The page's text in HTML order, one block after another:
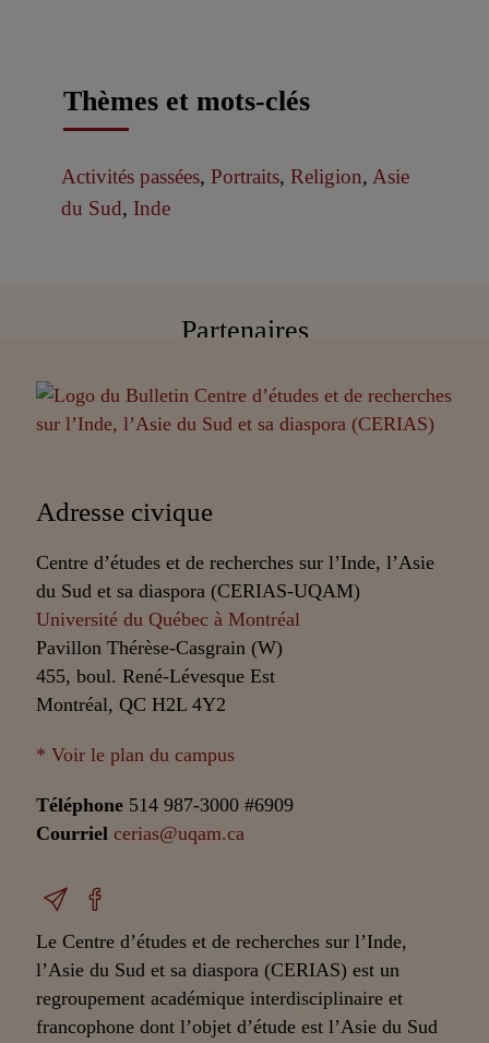
Thèmes et mots-clés
Activités passées, Portraits, Religion, Asie
du Sud, Inde
Partenaires
Adresse civique
Centre d’études et de recherches sur l’Inde, l’Asie
du Sud et sa diaspora (CERIAS-UQAM)
Université du Québec à Montréal
Pavillon Thérèse-Casgrain (W)
455, boul. René-Lévesque Est
Montréal, QC H2L 4Y2
* Voir le plan du campus
Téléphone 514 987-3000 #6909
Courriel cerias@uqam.ca
Le Centre d’études et de recherches sur l’Inde,
l’Asie du Sud et sa diaspora (CERIAS) est un
regroupement académique interdisciplinaire et
francophone dont l’objet d’étude est l’Asie du Sud